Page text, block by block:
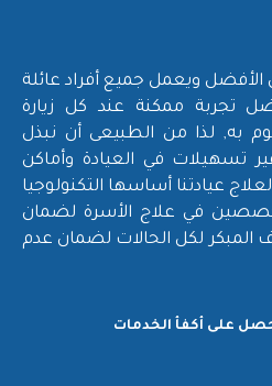
ويعمل جميع أفراد عائلة
تجربة ممكنة عند كل زيارة
به, لذا من الطبيعى أن نبذل
تسهيلات في العيادة وأماكن
عيادتنا أساسها التكنولوجيا
في علاج الأسرة لضمان
المبكر لكل الحالات لضمان عدم
على أكفأ الخدمات